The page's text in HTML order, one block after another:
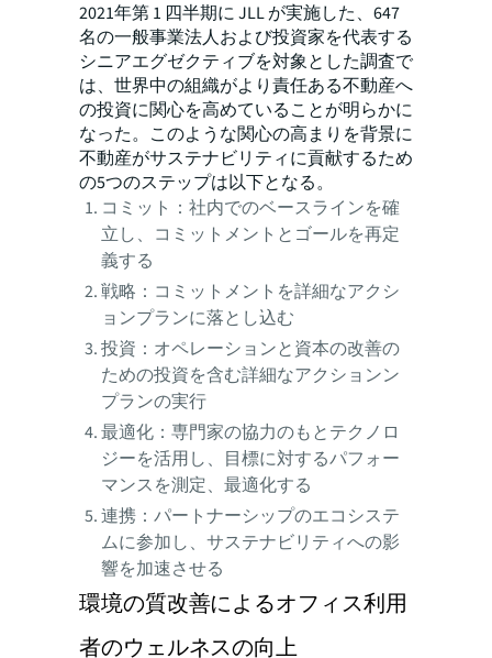
2021年第 1 四半期に JLL が実施した、647
名の一般事業法人および投資家を代表する
シニアエグゼクティブを対象とした調査で
は、世界中の組織がより責任ある不動産へ
の投資に関心を高めていることが明らかに
なった。このような関心の高まりを背景に
不動産がサステナビリティに貢献するため
の5つのステップは以下となる。
コミット：社内でのベースラインを確
立し、コミットメントとゴールを再定
義する
戦略：コミットメントを詳細なアクシ
ョンプランに落とし込む
投資：オペレーションと資本の改善の
ための投資を含む詳細なアクションン
プランの実行
最適化：専門家の協力のもとテクノロ
ジーを活用し、目標に対するパフォー
マンスを測定、最適化する
連携：パートナーシップのエコシステ
ムに参加し、サステナビリティへの影
響を加速させる
環境の質改善によるオフィス利用
者のウェルネスの向上